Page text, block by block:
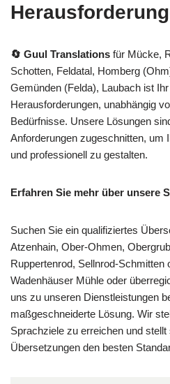
🔄 Guul Translations für Mücke,
Schotten, Feldatal, Homberg
Gemünden (Felda), Laubach ist
Herausforderungen, unabhängig
Bedürfnisse. Unsere Lösungen
Anforderungen zugeschnitten, um
und professionell zu gestalten.
Erfahren Sie mehr über unsere
Suchen Sie ein qualifiziertes
Atzenhain, Ober-Ohmen,
Ruppertenrod, Sellnrod-Schmitten
Wadenhäuser Mühle oder
uns zu unseren Dienstleistungen
maßgeschneiderte Lösung. Wir
Sprachziele zu erreichen und
Übersetzungen den besten